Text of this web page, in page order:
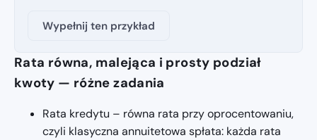
Wypełnij ten przykład
Rata równa, malejąca i prosty podział
kwoty — różne zadania
Rata kredytu – równa rata przy oprocentowaniu,
czyli klasyczna annuitetowa spłata: każda rata